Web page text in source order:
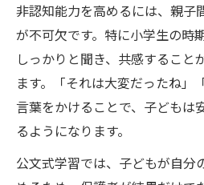
公文式で非認知能力を強化
公文式で小学生非認
小学生非認知能力を
ント
実践から学ぶ小学生非
公文式が小学生非認
非認知能力を高めるには、親子
が不可欠です。特に小学生の時
しっかりと聞き、共感すること
ます。「それは大変だったね」
言葉をかけることで、子どもは
るようになります。
公文式学習では、子どもが自分